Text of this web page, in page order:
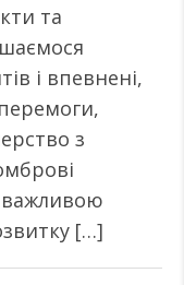
та
і впевнені,
з
важливою
[…]